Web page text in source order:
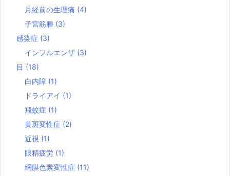
月経前の生理痛 (4)
子宮筋腫 (3)
感染症 (3)
インフルエンザ (3)
目 (18)
白内障 (1)
ドライアイ (1)
飛蚊症 (1)
黄斑変性症 (2)
近視 (1)
眼精疲労 (1)
網膜色素変性症 (11)